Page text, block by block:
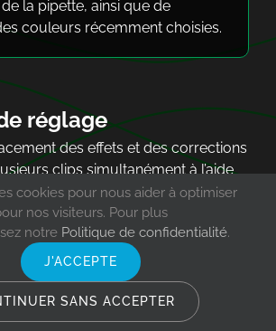
de la pipette, ainsi que de
couleurs récemment choisies.
réglage
des effets et des corrections
clips simultanément à l’aide
de réglage transparent. Les
la couche de réglage sont
modifier le métrage d’origine.
cookies pour nous aider à optimiser
nos visiteurs. Pour plus
notre Politique de confidentialité.
J'ACCEPTE
SANS ACCEPTER